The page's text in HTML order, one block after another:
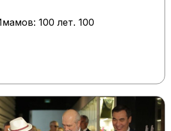
100 лет. 100